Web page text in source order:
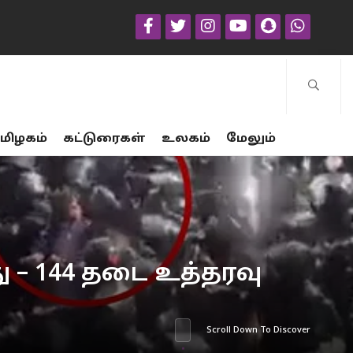
கட்டுரைகள் உலகம் மேலும்
144 தடை உத்தரவு
Scroll Down To Discover